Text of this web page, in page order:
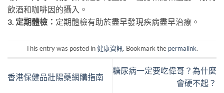
飲酒和咖啡因的攝入。
3. 定期體檢： 定期體檢有助於盡早發現疾病盡早治療。
This entry was posted in健康資訊. Bookmark the permalink.
香港保健品壯陽藥網購指南
糖尿病一定要吃偉哥？為什麼
會硬不起？